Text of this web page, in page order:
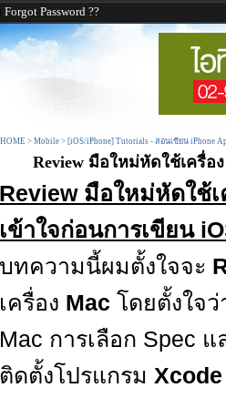
Forgot Password ??
HOME > Mobile > [iOS/iPhone] Tutorials - สอนเขียน iPhone
Review มือใหม่หัดใช้เครื่อ
Review มือใหม่หัดใช้
เข้าใจก่อนการเขียน
บทความนี้ผมตั้งใจจะ
เครื่อง Mac โดยตั้งใจ
Mac การเลือก Spec
ติดตั้งโปรแกรม